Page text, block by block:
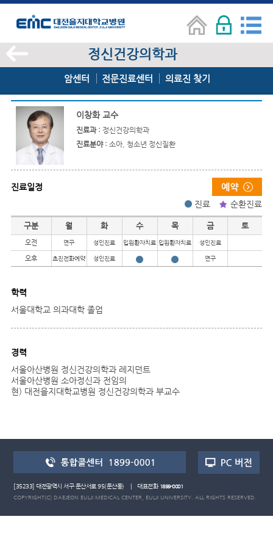
정신건강의학과
암센터 전문진료센터 의료진 찾기
이창화 교수
진료과 : 정신건강의학과
진료분야 : 소아, 청소년 정신질환
진료일정
진료
순환진료
진료일정
구분 월 화 수 목 금 토
오전 연구 성인진료 입원환자치료 입원환자치료 성인진료
오후 초진전화예약 성인진료 연구
학력
서울대학교 의과대학 졸업
경력
서울아산병원 정신건강의학과 레지던트
서울아산병원 소아정신과 전임의
현) 대전을지대학교병원 정신건강의학과 부교수
[35233] 대전광역시 서구 둔산서로 95(둔산동) | 대표전화1899-0001
COPYRIGHT(C) DAEJEON EULJI MEDICAL CENTER, EULJI UNIVERSITY. ALL RIGHTS RESERVED.